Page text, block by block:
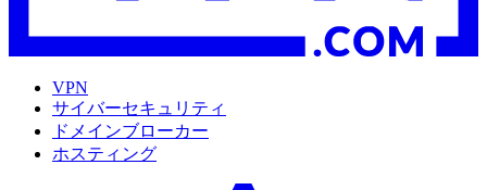
VPN
サイバーセキュリティ
ドメインブローカー
ホスティング